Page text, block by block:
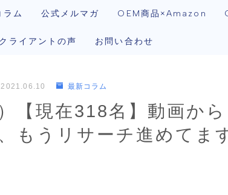
ラム 公式メルマガ OEM商品×Amazon
クライアントの声 お問い合わせ
2021.06.10 最新コラム
【現在318名】動画か
もうリサーチ進めてま